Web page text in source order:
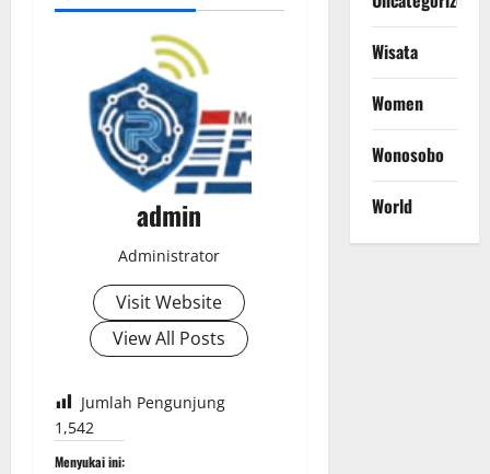
admin
Administrator
Visit Website
View All Posts
Jumlah Pengunjung
1,542
Menyukai ini:
Wisata
Women
Wonosobo
World